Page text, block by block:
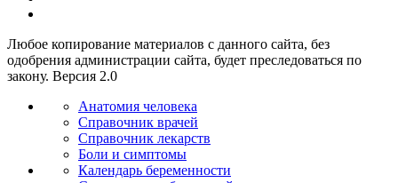
Любое копирование материалов с данного сайта, без
одобрения администрации сайта, будет преследоваться по
закону. Версия 2.0
Анатомия человека
Справочник врачей
Справочник лекарств
Боли и симптомы
Календарь беременности